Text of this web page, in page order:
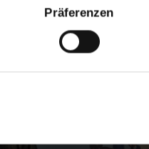
Präferenzen